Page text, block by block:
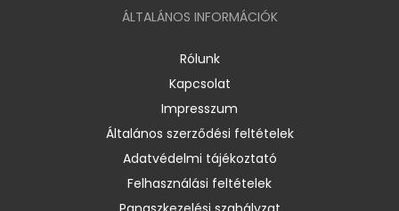
ÁLTALÁNOS INFORMÁCIÓK
Rólunk
Kapcsolat
Impresszum
Általános szerződési feltételek
Adatvédelmi tájékoztató
Felhasználási feltételek